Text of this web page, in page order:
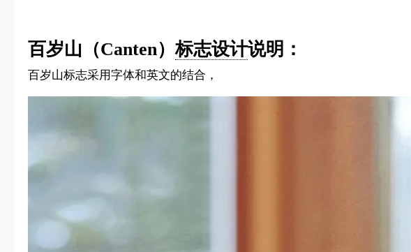
百岁山（Canten）标志设计说明：
百岁山标志采用字体和英文的结合，